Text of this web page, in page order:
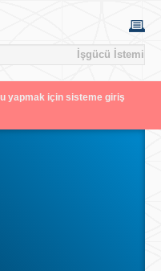
İşgücü İstemi
yapmak için sisteme giriş